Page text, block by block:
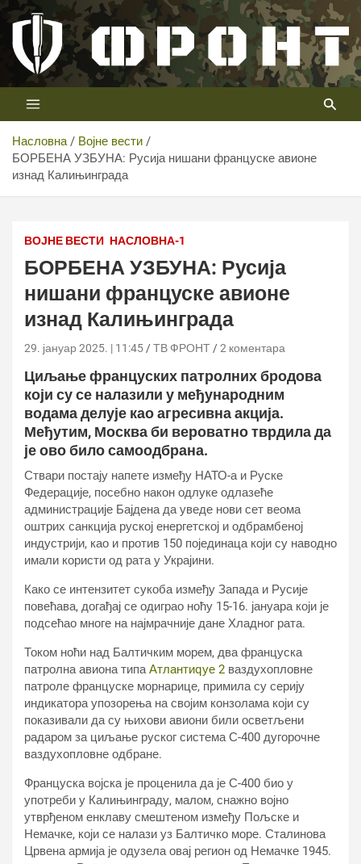
Скип
цонтент
Телевизија ФРОНТ
Први војни канал у Србији
Насловна
Војне вести
БОРБЕНА УЗБУНА: Русија нишани француске авионе
изнад Калињинграда
ВОЈНЕ ВЕСТИ НАСЛОВНА-1
БОРБЕНА УЗБУНА: Русија
нишани француске авионе
изнад Калињинграда
29. јануар 2025. | 11:45 ТВ ФРОНТ 2 коментара
Циљање француских патролних бродова
који су се налазили у међународним
водама делује као агресивна акција.
Међутим, Москва би вероватно тврдила да
је ово било самоодбрана.
Ствари постају напете између НАТО-а и Руске
Федерације, посебно након одлуке одлазеће
администрације Бајдена да уведе нови сет веома
оштрих санкција руској енергетској и одбрамбеној
индустрији, као и против 150 појединаца који су наводно
имали користи од рата у Украјини.
Како се интензитет сукоба између Запада и Русије
повећава, догађај се одиграо ноћу 15-16. јануара који је
подсећао многе на најмрачније дане Хладног рата.
Током ноћи над Балтичким морем, два француска
патролна авиона типаАтлантиqуе 2 ваздухопловне
патроле француске морнарице, примила су серију
индикатора упозорења на својим конзолама који су
показивали да су њихови авиони били осветљени
радаром за циљање руског система С-400 дугорочне
ваздухопловне одбране.
Француска војска је проценила да је С-400 био у
употреби у Калињинграду, малом, снажно војно
утврђеном енклаву смештеном између Пољске и
Немачке, који се налази уз Балтичко море. Сталинова
Црвена армија је одузела овај регион од Немачке 1945.